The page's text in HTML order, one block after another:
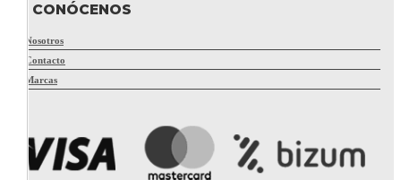
CONÓCENOS
Nosotros
Contacto
Marcas